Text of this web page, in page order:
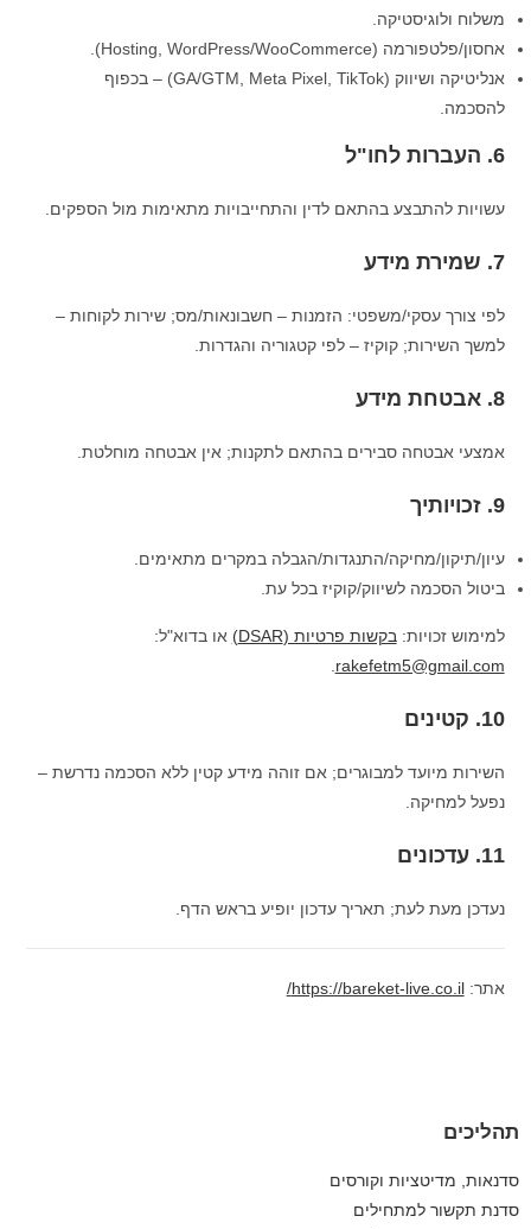
משלוח ולוגיסטיקה.
אחסון/פלטפורמה (Hosting, WordPress/WooCommerce).
אנליטיקה ושיווק (GA/GTM, Meta Pixel, TikTok) – בכפוף
להסכמה.
6. העברות לחו"ל
עשויות להתבצע בהתאם לדין והתחייבויות מתאימות מול הספקים.
7. שמירת מידע
לפי צורך עסקי/משפטי: הזמנות – חשבונאות/מס; שירות לקוחות –
למשך השירות; קוקיז – לפי קטגוריה והגדרות.
8. אבטחת מידע
אמצעי אבטחה סבירים בהתאם לתקנות; אין אבטחה מוחלטת.
9. זכויותיך
עיון/תיקון/מחיקה/התנגדות/הגבלה במקרים מתאימים.
ביטול הסכמה לשיווק/קוקיז בכל עת.
למימוש זכויות:בקשות פרטיות (DSAR)
או בדוא"ל:
rakefetm5@gmail.com
10. קטינים
השירות מיועד למבוגרים; אם זוהה מידע קטין ללא הסכמה נדרשת –
נפעל למחיקה.
11. עדכונים
נעדכן מעת לעת; תאריך עדכון יופיע בראש הדף.
אתר:https://bareket-live.co.il/
תהליכים
סדנאות, מדיטציות וקורסים
סדנת תקשור למתחילים